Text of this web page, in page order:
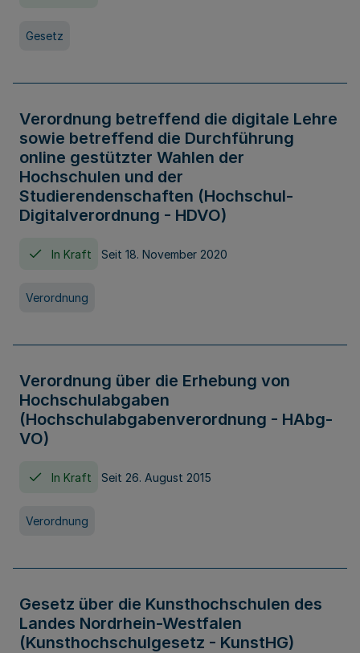
Gesetz
Verordnung betreffend die digitale Lehre
sowie betreffend die Durchführung
online gestützter Wahlen der
Hochschulen und der
Studierendenschaften (Hochschul-
Digitalverordnung - HDVO)
In Kraft Seit 18. November 2020
Verordnung
Verordnung über die Erhebung von
Hochschulabgaben
(Hochschulabgabenverordnung - HAbg-
VO)
In Kraft Seit 26. August 2015
Verordnung
Gesetz über die Kunsthochschulen des
Landes Nordrhein-Westfalen
(Kunsthochschulgesetz - KunstHG)